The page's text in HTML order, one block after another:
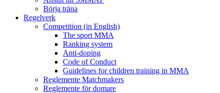
Börja träna
Regelverk
Competition (in English)
The sport MMA
Ranking system
Anti-doping
Code of Conduct
Guidelines for children training in MMA
Reglemente Matchmakers
Reglemente för domare